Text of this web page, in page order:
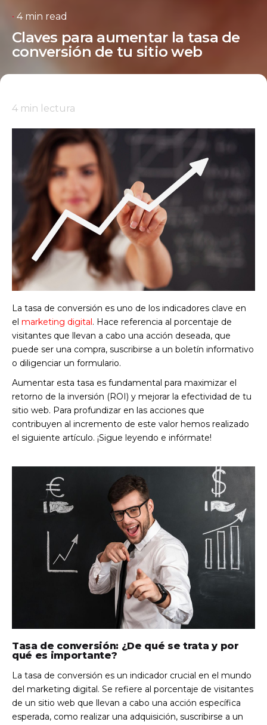
4 min read
Claves para aumentar la tasa de
conversión de tu sitio web
4 min lectura
La tasa de conversión es uno de los indicadores clave en
el marketing digital. Hace referencia al porcentaje de
visitantes que llevan a cabo una acción deseada, que
puede ser una compra, suscribirse a un boletín informativo
o diligenciar un formulario.
Aumentar esta tasa es fundamental para maximizar el
retorno de la inversión (ROI) y mejorar la efectividad de tu
sitio web. Para profundizar en las acciones que
contribuyen al incremento de este valor hemos realizado
el siguiente artículo. ¡Sigue leyendo e infórmate!
Tasa de conversión: ¿De qué se trata y por
qué es importante?
La tasa de conversión es un indicador crucial en el mundo
del marketing digital. Se refiere al porcentaje de visitantes
de un sitio web que llevan a cabo una acción específica
esperada, como realizar una adquisición, suscribirse a un